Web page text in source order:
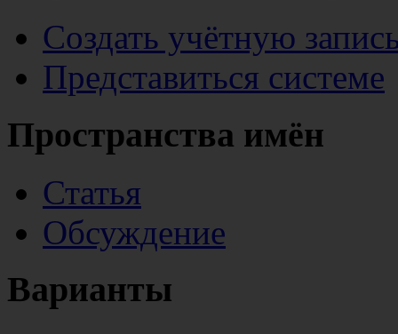
Создать учётную
Представиться системе
Пространства имён
Статья
Обсуждение
Варианты